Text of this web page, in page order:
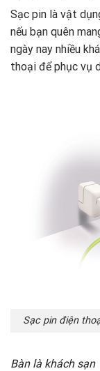
Sạc pin là vật
nếu bạn quên
ngày nay nhiều
thoại để phục vụ
Sạc pin điện
Bàn là khách sạn